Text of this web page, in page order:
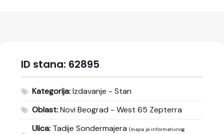
ID stana: 62895
Kategorija:Izdavanje - Stan
Oblast:Novi Beograd - West 65 Zepterra
Ulica: Tadije Sondermajera (mapa je informativnog